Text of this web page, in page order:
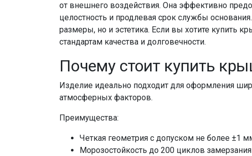
от внешнего воздействия. Она эффективно
целостность и продлевая срок службы
размеры, но и эстетика. Если вы хотите купить
стандартам качества и долговечности.
Почему стоит купить
Изделие идеально подходит для оформления
атмосферных факторов.
Преимущества:
Четкая геометрия с допуском не более ±1
Морозостойкость до 200 циклов замерзания